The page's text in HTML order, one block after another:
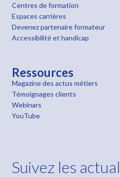
Centres de formation
Espaces carrières
Devenez partenaire formateur
Accessibilité et handicap
Ressources
Magazine des actus métiers
Témoignages clients
Webinars
YouTube
Suivez les